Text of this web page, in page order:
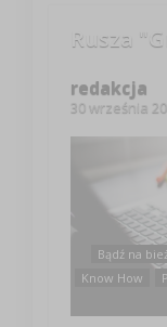
Rusza
redakcja
30 września
Bądź na
Know How